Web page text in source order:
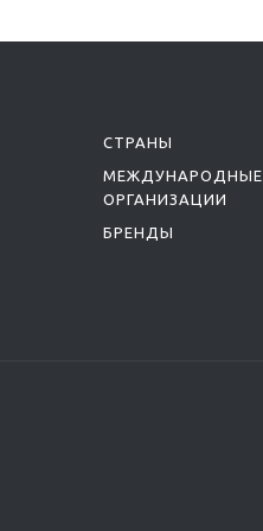
СТРАНЫ
МЕЖДУНАРОДНЫЕ
ОРГАНИЗАЦИИ
БРЕНДЫ